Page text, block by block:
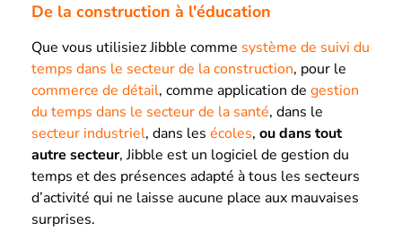
De la construction à l'éducation
Que vous utilisiez Jibble comme système de suivi du
temps dans le secteur de la construction, pour le
commerce de détail, comme application de gestion
du temps dans le secteur de la santé, dans le
secteur industriel, dans les écoles, ou dans tout
autre secteur, Jibble est un logiciel de gestion du
temps et des présences adapté à tous les secteurs
d’activité qui ne laisse aucune place aux mauvaises
surprises.